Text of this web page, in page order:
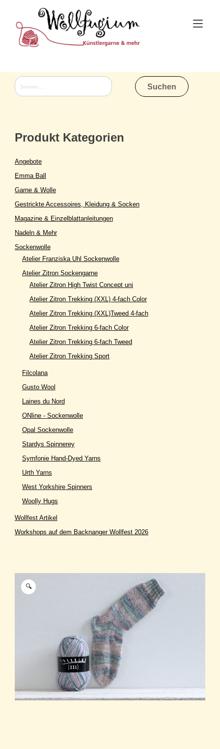
content
🔍
Suchen
nach:
Produkt Kategorien
Angebote
Emma Ball
Garne & Wolle
Gestrickte Accessoires, Kleidung & Socken
Magazine & Einzelblattanleitungen
Nadeln & Mehr
Sockenwolle
Atelier Franziska Uhl Sockenwolle
Atelier Zitron Sockengarne
Atelier Zitron High Twist Concept uni
Atelier Zitron Trekking (XXL) 4-fach Color
Atelier Zitron Trekking (XXL)Tweed 4-fach
Atelier Zitron Trekking 6-fach Color
Atelier Zitron Trekking 6-fach Tweed
Atelier Zitron Trekking Sport
Filcolana
Gusto Wool
Laines du Nord
ONline - Sockenwolle
Opal Sockenwolle
Stardys Spinnerey
Symfonie Hand-Dyed Yarns
Urth Yarns
West Yorkshire Spinners
Woolly Hugs
Wollfest Artikel
Workshops auf dem Backnanger Wollfest 2026